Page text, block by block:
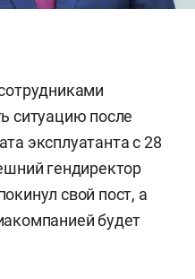
ситуацию после
эксплуатанта с 28
гендиректор
свой пост, а
будет